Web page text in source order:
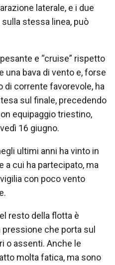
laterale, e i due
stessa linea, può
e “cruise” rispetto
una bava di vento e, forse
di corrente favorevole, ha
sul finale, precedendo
equipaggio triestino,
16 giugno.
ultimi anni ha vinto in
a cui ha partecipato, ma
con poco vento
resto della flotta è
pressione che porta sul
o assenti. Anche le
molta fatica, ma sono